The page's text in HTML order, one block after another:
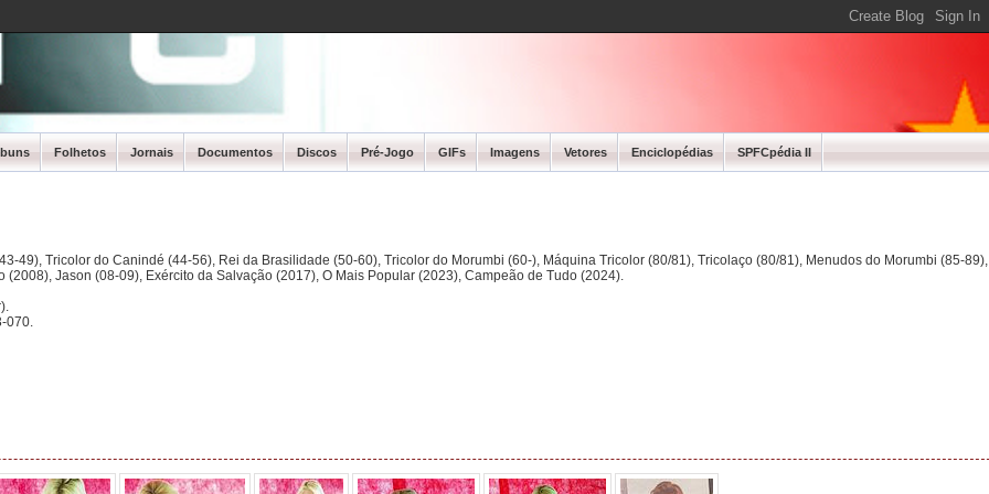
Folhetos Jornais Documentos Discos Pré-Jogo GIFs Imagens Vetores Enciclopédias SPFCpédia II
49), Tricolor do Canindé (44-56), Rei da Brasilidade (50-60), Tricolor do Morumbi (60-), Máquina Tricolor (80/81), Tricolaço (80/81), Menudos do Morumbi (85-
Jason (08-09), Exército da Salvação (2017), O Mais Popular (2023), Campeão de Tudo (2024).
070.